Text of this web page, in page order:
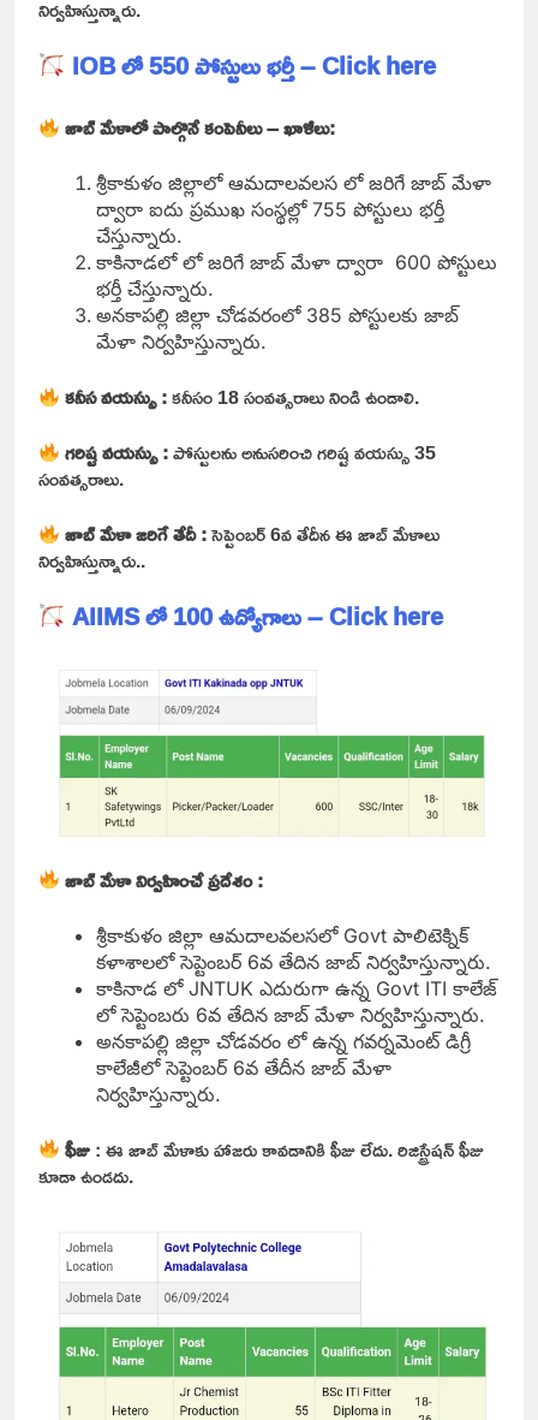
నిర్వహిస్తున్నారు.
IOB లో 550 పోస్టులు భర్తీ – Click here
జాబ్ మేళాలో పాల్గొనే కంపెనీలు – ఖాళీలు:
శ్రీకాకుళం జిల్లాలో ఆమదాలవలస లో జరిగే జాబ్ మేళా
ద్వారా ఐదు ప్రముఖ సంస్థల్లో 755 పోస్టులు భర్తీ
చేస్తున్నారు.
కాకినాడలో లో జరిగే జాబ్ మేళా ద్వారా 600 పోస్టులు
భర్తీ చేస్తున్నారు.
అనకాపల్లి జిల్లా చోడవరంలో 385 పోస్టులకు జాబ్
మేళా నిర్వహిస్తున్నారు.
కనీస వయస్సు :కనీసం 18 సంవత్సరాలు నిండి ఉండాలి.
గరిష్ట వయస్సు :పోస్టులను అనుసరించి గరిష్ట వయస్సు 35
సంవత్సరాలు.
జాబ్ మేళా జరిగే తేదీ :సెప్టెంబర్ 6వ తేదీన ఈ జాబ్ మేళాలు
నిర్వహిస్తున్నారు..
AIIMS లో 100 ఉద్యోగాలు – Click here
జాబ్ మేళా నిర్వహించే ప్రదేశం :
శ్రీకాకుళం జిల్లా ఆమదాలవలసలో Govt పాలిటెక్నిక్
కళాశాలలో సెప్టెంబర్ 6వ తేదిన జాబ్ నిర్వహిస్తున్నారు.
కాకినాడ లో JNTUK ఎదురుగా ఉన్న Govt ITI కాలేజ్
లో సెప్టెంబరు 6వ తేదిన జాబ్ మేళా నిర్వహిస్తున్నారు.
అనకాపల్లి జిల్లా చోడవరం లో ఉన్న గవర్నమెంట్ డిగ్రీ
కాలేజీలో సెప్టెంబర్ 6వ తేదీన జాబ్ మేళా
నిర్వహిస్తున్నారు.
ఫీజు: ఈ జాబ్ మేళాకు హాజరు కావడానికి ఫీజు లేదు. రిజిస్ట్రేషన్ ఫీజు
కూడా ఉండదు.